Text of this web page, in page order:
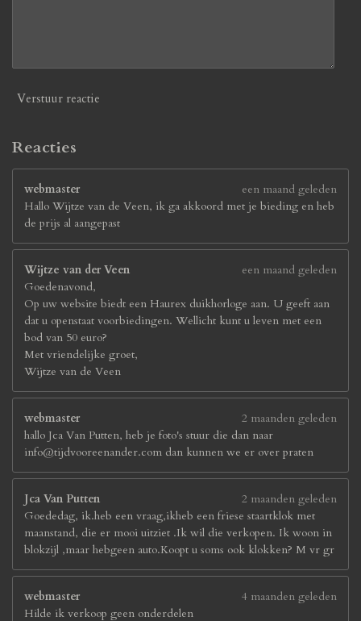
Verstuur reactie
Reacties
webmaster
een maand geleden
Hallo Wijtze van de Veen, ik ga akkoord met je bieding en heb
de prijs al aangepast
Wijtze van der Veen
een maand geleden
Goedenavond,
Op uw website biedt een Haurex duikhorloge aan. U geeft aan
dat u openstaat voorbiedingen. Wellicht kunt u leven met een
bod van 50 euro?
Met vriendelijke groet,
Wijtze van de Veen
webmaster
2 maanden geleden
hallo Jca Van Putten, heb je foto's stuur die dan naar
info@tijdvooreenander.com dan kunnen we er over praten
Jca Van Putten
2 maanden geleden
Goededag, ik.heb een vraag,ikheb een friese staartklok met
maanstand, die er mooi uitziet .Ik wil die verkopen. Ik woon in
blokzijl ,maar hebgeen auto.Koopt u soms ook klokken? M vr gr
webmaster
4 maanden geleden
Hilde ik verkoop geen onderdelen